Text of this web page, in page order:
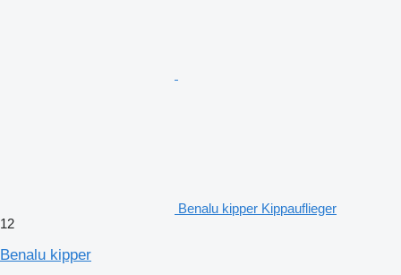
Benalu kipper Kippauflieger
12
Benalu kipper